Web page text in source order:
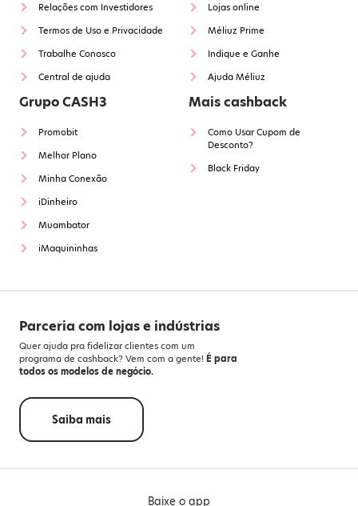
Relações com Investidores
Termos de Uso e Privacidade
Trabalhe Conosco
Central de ajuda
Lojas online
Méliuz Prime
Indique e Ganhe
Ajuda Méliuz
Grupo CASH3
Promobit
Melhor Plano
Minha Conexão
iDinheiro
Muambator
iMaquininhas
Mais cashback
Como Usar Cupom de
Desconto?
Black Friday
Parceria com lojas e indústrias
Quer ajuda pra fidelizar clientes com um
programa de cashback? Vem com a gente! É para
todos os modelos de negócio.
Saiba mais
Baixe o app